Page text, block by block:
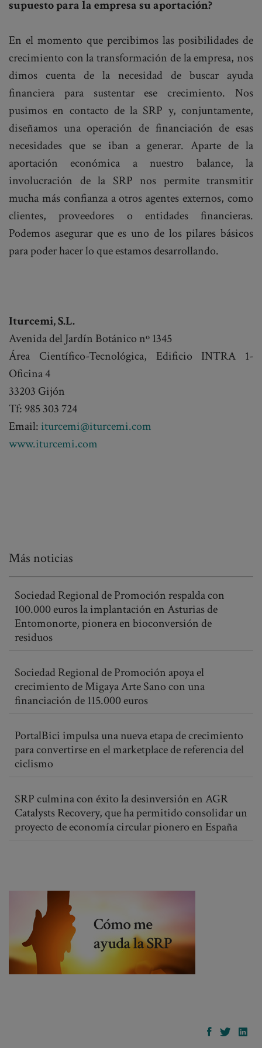
supuesto para la empresa su aportación?
En el momento que percibimos las posibilidades de
crecimiento con la transformación de la empresa, nos
dimos cuenta de la necesidad de buscar ayuda
financiera para sustentar ese crecimiento. Nos
pusimos en contacto de la SRP y, conjuntamente,
diseñamos una operación de financiación de esas
necesidades que se iban a generar. Aparte de la
aportación económica a nuestro balance, la
involucración de la SRP nos permite transmitir
mucha más confianza a otros agentes externos, como
clientes, proveedores o entidades financieras.
Podemos asegurar que es uno de los pilares básicos
para poder hacer lo que estamos desarrollando.
Iturcemi, S.L.
Avenida del Jardín Botánico nº 1345
Área Científico-Tecnológica, Edificio INTRA 1-
Oficina 4
33203 Gijón
Tf: 985 303 724
Email: iturcemi@iturcemi.com
www.iturcemi.com
Más noticias
Sociedad Regional de Promoción respalda con
100.000 euros la implantación en Asturias de
Entomonorte, pionera en bioconversión de
residuos
Sociedad Regional de Promoción apoya el
crecimiento de Migaya Arte Sano con una
financiación de 115.000 euros
PortalBici impulsa una nueva etapa de crecimiento
para convertirse en el marketplace de referencia del
ciclismo
SRP culmina con éxito la desinversión en AGR
Catalysts Recovery, que ha permitido consolidar un
proyecto de economía circular pionero en España